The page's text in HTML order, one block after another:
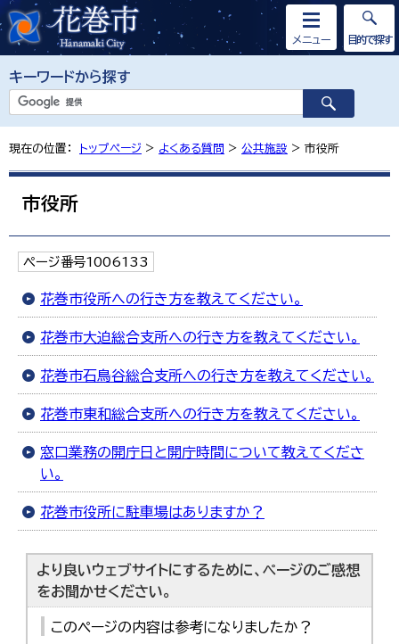
キーワードから探す
メニュー 目的で探す
現在の位置： トップページ > よくある質問 > 公共施設 > 市役所
市役所
ページ番号1006133
花巻市役所への行き方を教えてください。
花巻市大迫総合支所への行き方を教えてください。
花巻市石鳥谷総合支所への行き方を教えてください。
花巻市東和総合支所への行き方を教えてください。
窓口業務の開庁日と開庁時間について教えてくださ
い。
花巻市役所に駐車場はありますか？
より良いウェブサイトにするために、ページのご感想
をお聞かせください。
このページの内容は参考になりましたか？